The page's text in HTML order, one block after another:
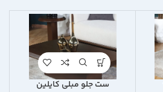
ست جلو مبلی کایلین